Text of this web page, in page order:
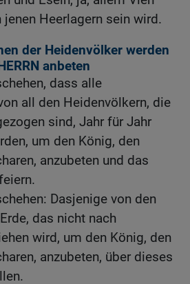
Heerlagern sein wird.
der Heidenvölker werden
anbeten
dass alle
all den Heidenvölkern, die
sind, Jahr für Jahr
um den König, den
anzubeten und das
Dasjenige von den
das nicht nach
wird, um den König, den
anzubeten, über dieses